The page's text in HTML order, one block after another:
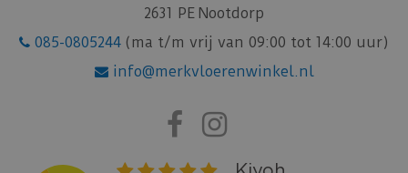
2631 PE Nootdorp
085-0805244 (ma t/m vrij van 09:00 tot 14:00 uur)
info@merkvloerenwinkel.nl